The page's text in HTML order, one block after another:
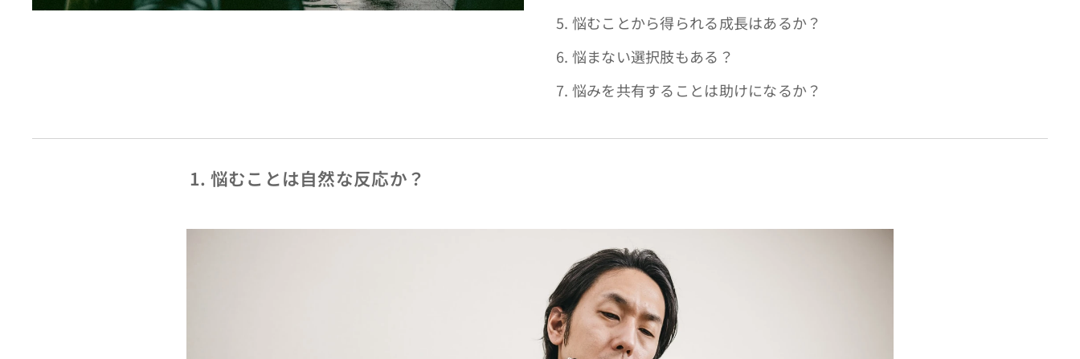
5. 悩むことから得られる成長はあるか？
6. 悩まない選択肢もある？
7. 悩みを共有することは助けになるか？
1. 悩むことは自然な反応か？